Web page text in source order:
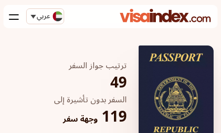
عربي
ترتيب جواز السفر
49
السفر بدون تأشيرة إلى
119 وجهة سفر